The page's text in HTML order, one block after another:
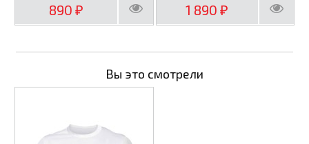
890 ₽ 1 890₽
Вы это смотрели